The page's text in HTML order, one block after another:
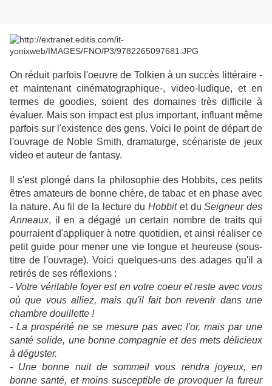
On réduit parfois l'oeuvre de Tolkien à un succès littéraire -
et maintenant cinématographique-, video-ludique, et en
termes de goodies, soient des domaines très difficile à
évaluer. Mais son impact est plus important, influant même
parfois sur l'existence des gens. Voici le point de départ de
l'ouvrage de Noble Smith, dramaturge, scénariste de jeux
video et auteur de fantasy.
Il s'est plongé dans la philosophie des Hobbits, ces petits
êtres amateurs de bonne chère, de tabac et en phase avec
la nature. Au fil de la lecture du Hobbitet duSeigneur des
Anneaux, il en a dégagé un certain nombre de traits qui
pourraient d'appliquer à notre quotidien, et ainsi réaliser ce
petit guide pour mener une vie longue et heureuse (sous-
titre de l'ouvrage). Voici quelques-uns des adages qu'il a
retirés de ses réflexions :
- Votre véritable foyer est en votre coeur et reste avec vous
où que vous alliez, mais qu'il fait bon revenir dans une
chambre douillette !
- La prospérité ne se mesure pas avec l'or, mais par une
santé solide, une bonne compagnie et des mets délicieux
à déguster.
- Une bonne nuit de sommeil vous rendra joyeux, en
bonne santé, et moins susceptible de provoquer la fureur